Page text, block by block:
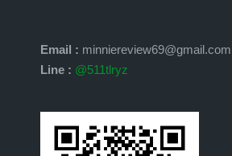
Email : minniereview69@gmail.com
Line : @511tlryz